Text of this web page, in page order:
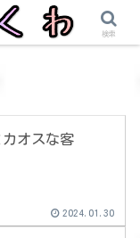
オスな客
2024.01.30
検索